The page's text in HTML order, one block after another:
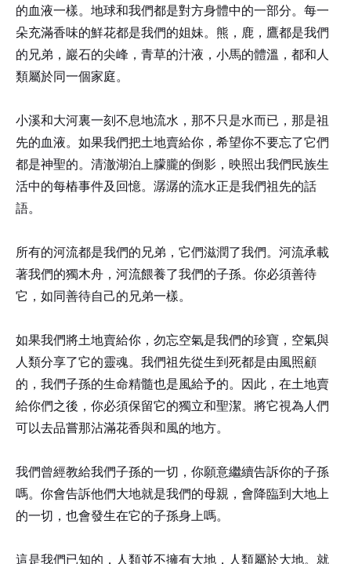
的血液一樣。地球和我們都是對方身體中的一部分。每一
朵充滿香味的鮮花都是我們的姐妹。熊，鹿，鷹都是我們
的兄弟，巖石的尖峰，青草的汁液，小馬的體溫，都和人
類屬於同一個家庭。
小溪和大河裏一刻不息地流水，那不只是水而已，那是祖
先的血液。如果我們把土地賣給你，希望你不要忘了它們
都是神聖的。清澈湖泊上朦朧的倒影，映照出我們民族生
活中的每樁事件及回憶。潺潺的流水正是我們祖先的話
語。
所有的河流都是我們的兄弟，它們滋潤了我們。河流承載
著我們的獨木舟，河流餵養了我們的子孫。你必須善待
它，如同善待自己的兄弟一樣。
如果我們將土地賣給你，勿忘空氣是我們的珍寶，空氣與
人類分享了它的靈魂。我們祖先從生到死都是由風照顧
的，我們子孫的生命精髓也是風給予的。因此，在土地賣
給你們之後，你必須保留它的獨立和聖潔。將它視為人們
可以去品嘗那沾滿花香與和風的地方。
我們曾經教給我們子孫的一切，你願意繼續告訴你的子孫
嗎。你會告訴他們大地就是我們的母親，會降臨到大地上
的一切，也會發生在它的子孫身上嗎。
這是我們已知的，人類並不擁有大地，人類屬於大地。就